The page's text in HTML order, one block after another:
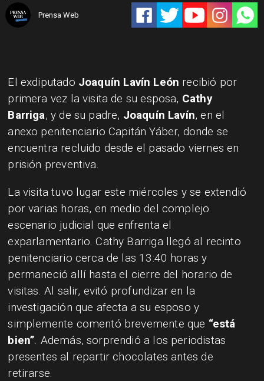
Prensa Web
El exdiputado Joaquín Lavín León recibió por
primera vez la visita de su esposa, Cathy
Barriga, y de su padre, Joaquín Lavín, en el
anexo penitenciario Capitán Yáber, donde se
encuentra recluido desde el pasado viernes en
prisión preventiva.
La visita tuvo lugar este miércoles y se extendió
por varias horas, en medio del complejo
escenario judicial que enfrenta el
exparlamentario. Cathy Barriga llegó al recinto
penitenciario cerca de las 13:40 horas y
permaneció allí hasta el cierre del horario de
visitas. Al salir, evitó profundizar en la
investigación que afecta a su esposo y
simplemente comentó brevemente que “está
bien”. Además, sorprendió a los periodistas
presentes al repartir chocolates antes de
retirarse.